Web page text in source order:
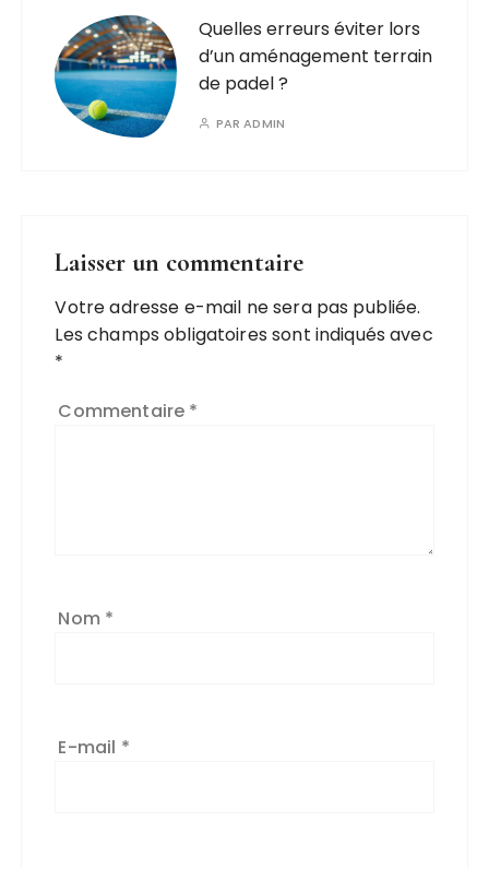
Quelles erreurs éviter lors
d’un aménagement terrain
de padel ?
PARADMIN
Laisser un commentaire
Votre adresse e-mail ne sera pas publiée.
Les champs obligatoires sont indiqués avec
*
Commentaire *
Nom *
E-mail *